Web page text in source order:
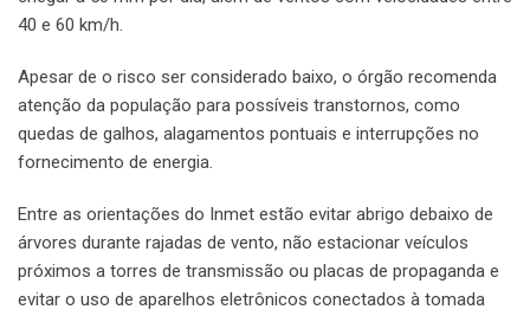
40 e 60 km/h.
Apesar de o risco ser considerado baixo, o órgão recomenda
atenção da população para possíveis transtornos, como
quedas de galhos, alagamentos pontuais e interrupções no
fornecimento de energia.
Entre as orientações do Inmet estão evitar abrigo debaixo de
árvores durante rajadas de vento, não estacionar veículos
próximos a torres de transmissão ou placas de propaganda e
evitar o uso de aparelhos eletrônicos conectados à tomada